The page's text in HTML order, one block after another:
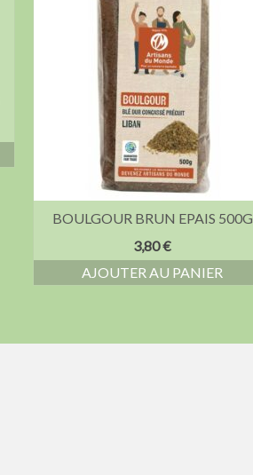
BOULGOUR BRUN EPAIS 500G
3,80€
AJOUTER AU PANIER